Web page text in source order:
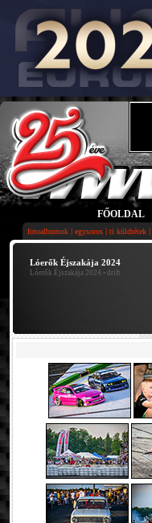
FŐOLDAL
fotoalbumok | egysoros | ti küldtétek |
Lóerők Éjszakája 2024
Lóerők Éjszakája 2024 • drift